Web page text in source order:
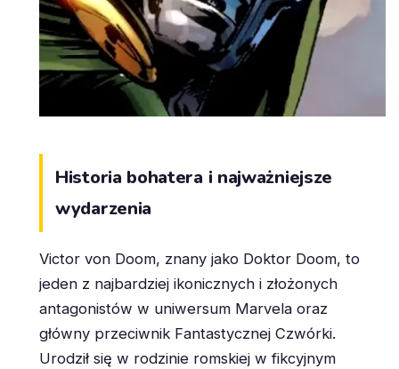
Historia bohatera i najważniejsze
wydarzenia
Victor von Doom, znany jako Doktor Doom, to
jeden z najbardziej ikonicznych i złożonych
antagonistów w uniwersum Marvela oraz
główny przeciwnik Fantastycznej Czwórki.
Urodził się w rodzinie romskiej w fikcyjnym